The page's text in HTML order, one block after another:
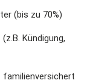
(bis zu 70%)
Kündigung,
familienversichert